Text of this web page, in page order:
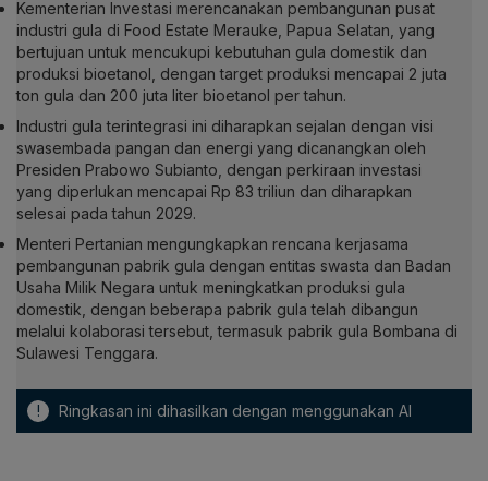
Kementerian Investasi merencanakan pembangunan pusat
industri gula di Food Estate Merauke, Papua Selatan, yang
bertujuan untuk mencukupi kebutuhan gula domestik dan
produksi bioetanol, dengan target produksi mencapai 2 juta
ton gula dan 200 juta liter bioetanol per tahun.
Industri gula terintegrasi ini diharapkan sejalan dengan visi
swasembada pangan dan energi yang dicanangkan oleh
Presiden Prabowo Subianto, dengan perkiraan investasi
yang diperlukan mencapai Rp 83 triliun dan diharapkan
selesai pada tahun 2029.
Menteri Pertanian mengungkapkan rencana kerjasama
pembangunan pabrik gula dengan entitas swasta dan Badan
Usaha Milik Negara untuk meningkatkan produksi gula
domestik, dengan beberapa pabrik gula telah dibangun
melalui kolaborasi tersebut, termasuk pabrik gula Bombana di
Sulawesi Tenggara.
! Ringkasan ini dihasilkan dengan menggunakan AI